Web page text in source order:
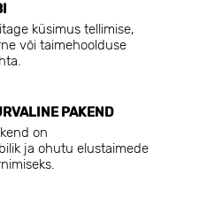
küsimus tellimise,
või taimehoolduse
PAKEND
on
ja ohutu elustaimede